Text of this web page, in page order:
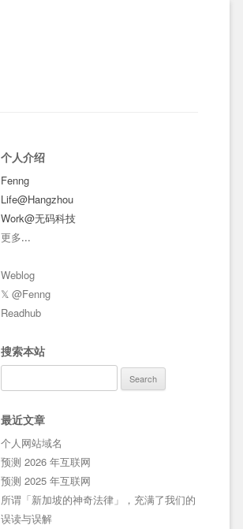
个人介绍
Fenng
Life@Hangzhou
Work@无码科技
更多...
Weblog
𝕏 @Fenng
Readhub
搜索本站
for:
最近文章
个人网站域名
预测 2026 年互联网
预测 2025 年互联网
所谓「新加坡的神奇法律」，充满了我们的
误读与误解